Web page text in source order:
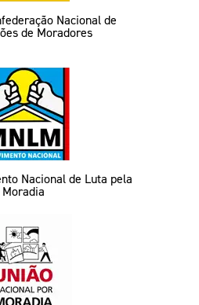
Nacional de
de Moradores
Nacional de Luta pela
Moradia